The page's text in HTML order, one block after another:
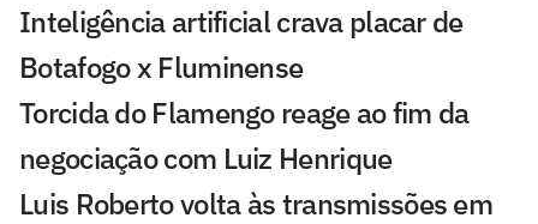
Inteligência artificial crava placar de
Botafogo x Fluminense
Torcida do Flamengo reage ao fim da
negociação com Luiz Henrique
Luis Roberto volta às transmissões em